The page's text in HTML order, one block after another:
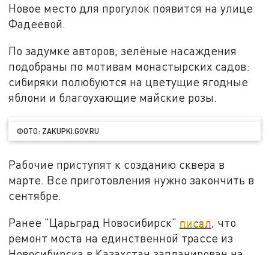
Новое место для прогулок появится на улице
Фадеевой.
По задумке авторов, зелёные насаждения
подобраны по мотивам монастырских садов:
сибиряки полюбуются на цветущие ягодные
яблони и благоухающие майские розы.
ФОТО: ZAKUPKI.GOV.RU
Рабочие приступят к созданию сквера в
марте. Все приготовления нужно закончить в
сентябре.
Ранее "Царьград Новосибирск" писал, что
ремонт моста на единственной трассе из